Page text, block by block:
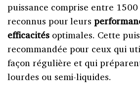
puissance comprise entre
reconnus pour leurs
efficacitésoptimales. Cette
recommandée pour ceux qui
façon régulière et qui
lourdes ou semi-liquides.